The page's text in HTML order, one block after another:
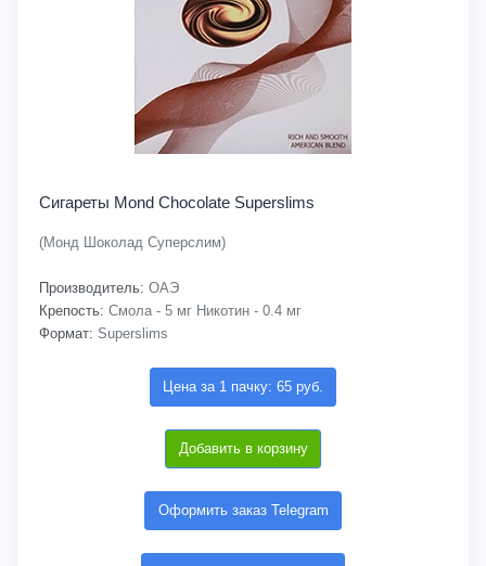
Сигареты Mond Chocolate Superslims
(Монд Шоколад Суперслим)
Производитель: ОАЭ
Крепость: Смола - 5 мг Никотин - 0.4 мг
Формат: Superslims
Цена за 1 пачку: 65 руб.
Добавить в корзину
Оформить заказ Telegram